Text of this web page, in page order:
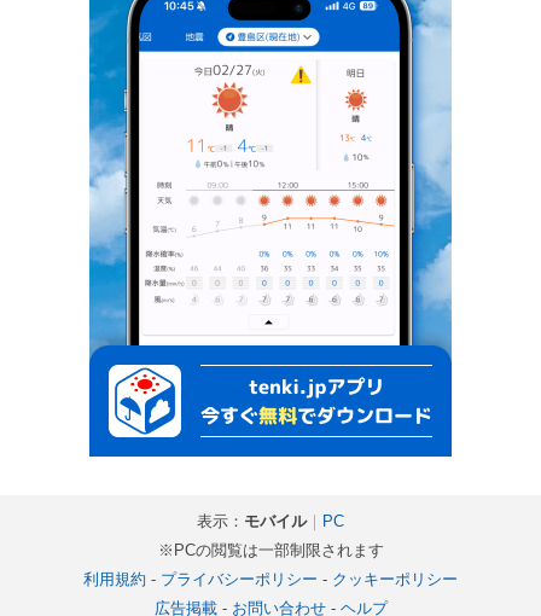
表示： モバイル｜
PC
※PCの閲覧は一部制限されます
利用規約 - プライバシーポリシー - クッキーポリシー
広告掲載- お問い合わせ- ヘルプ